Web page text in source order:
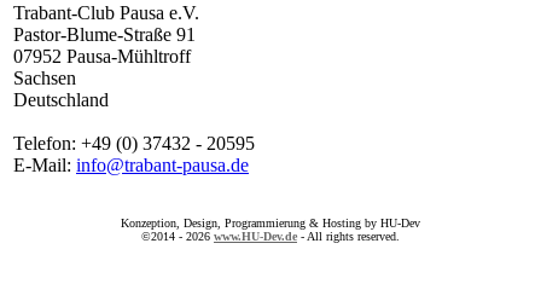
Trabant-Club Pausa e.V.
Pastor-Blume-Straße 91
07952 Pausa-Mühltroff
Sachsen
Deutschland
Telefon: +49 (0) 37432 - 20595
E-Mail: info@trabant-pausa.de
Konzeption, Design, Programmierung & Hosting by HU-Dev
©2014 - 2026 www.HU-Dev.de - All rights reserved.